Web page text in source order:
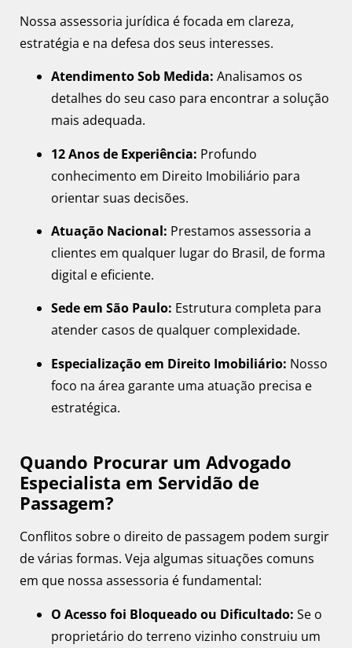
Nossa assessoria jurídica é focada em clareza,
estratégia e na defesa dos seus interesses.
Atendimento Sob Medida: Analisamos os
detalhes do seu caso para encontrar a solução
mais adequada.
12 Anos de Experiência: Profundo
conhecimento em Direito Imobiliário para
orientar suas decisões.
Atuação Nacional: Prestamos assessoria a
clientes em qualquer lugar do Brasil, de forma
digital e eficiente.
Sede em São Paulo: Estrutura completa para
atender casos de qualquer complexidade.
Especialização em Direito Imobiliário: Nosso
foco na área garante uma atuação precisa e
estratégica.
Quando Procurar um Advogado
Especialista em Servidão de
Passagem?
Conflitos sobre o direito de passagem podem surgir
de várias formas. Veja algumas situações comuns
em que nossa assessoria é fundamental:
O Acesso foi Bloqueado ou Dificultado: Se o
proprietário do terreno vizinho construiu um